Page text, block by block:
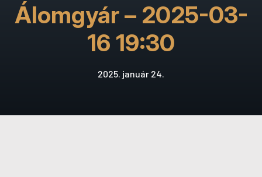
Álomgyár – 2025-03-
16 19:30
2025. január 24.